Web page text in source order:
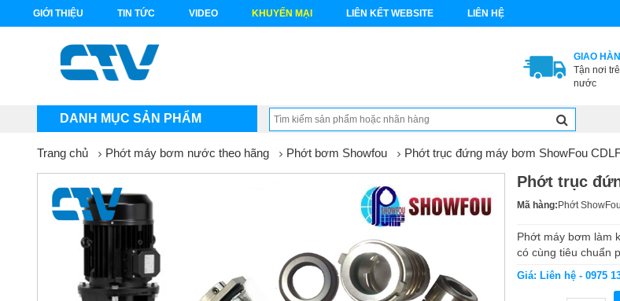
GIỚI THIỆU TIN TỨC VIDEO KHUYẾN MẠI LIÊN KẾT WEBSITE LIÊN HỆ
GIAO
Tận nơi
nước
DANH MỤC SẢN PHẨM
Trang chủ Phớt máy bơm nước theo hãng Phớt bơm Showfou Phớt trục đứng máy bơm ShowFou
Phớt trục
Mã hàng: Phớt
Phớt máy bơm làm
có cùng tiêu chuẩn
Giá: Liên hệ - 0975